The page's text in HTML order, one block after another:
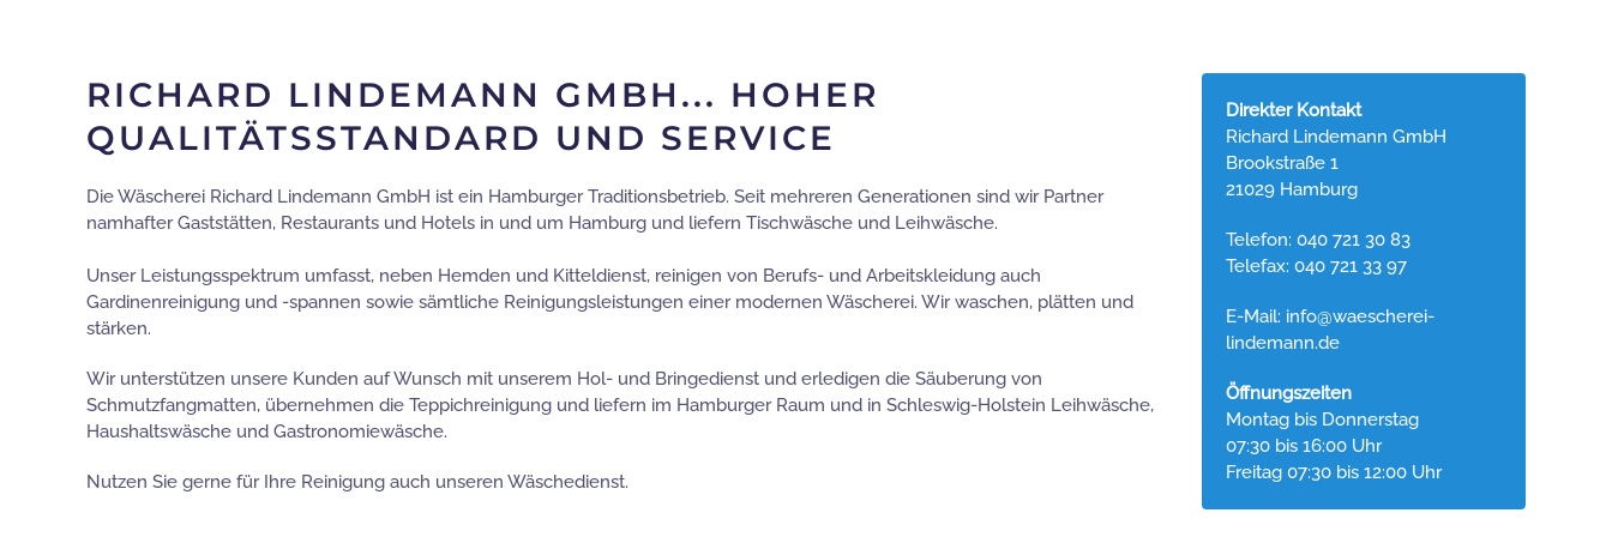
RICHARD LINDEMANN GMBH... HOHER
QUALITÄTSSTANDARD UND SERVICE
Die Wäscherei Richard Lindemann GmbH ist ein Hamburger Traditionsbetrieb. Seit mehreren Generationen sind wir Partner
namhafter Gaststätten, Restaurants und Hotels in und um Hamburg und liefern Tischwäsche und Leihwäsche.
Unser Leistungsspektrum umfasst, neben Hemden und Kitteldienst, reinigen von Berufs- und Arbeitskleidung auch
Gardinenreinigung und -spannen sowie sämtliche Reinigungsleistungen einer modernen Wäscherei. Wir waschen, plätten und
stärken.
Wir unterstützen unsere Kunden auf Wunsch mit unserem Hol- und Bringedienst und erledigen die Säuberung von
Schmutzfangmatten, übernehmen die Teppichreinigung und liefern im Hamburger Raum und in Schleswig-Holstein Leihwäsche,
Haushaltswäsche und Gastronomiewäsche.
Nutzen Sie gerne für Ihre Reinigung auch unseren Wäschedienst.
Direkter Kontakt
Richard Lindemann GmbH
Brookstraße 1
21029 Hamburg
Telefon: 040 721 30 83
Telefax: 040 721 33 97
E-Mail: info@waescherei-
lindemann.de
Öffnungszeiten
Montag bis Donnerstag
07:30 bis 16:00 Uhr
Freitag 07:30 bis 12:00 Uhr